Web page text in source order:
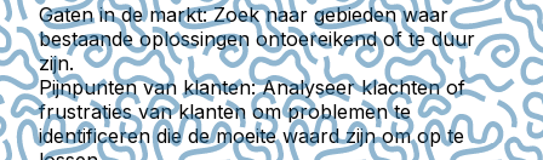
Gaten in de markt:Zoek naar gebieden waar
bestaande oplossingen ontoereikend of te duur
zijn.
Pijnpunten van klanten:Analyseer klachten of
frustraties van klanten om problemen te
identificeren die de moeite waard zijn om op te